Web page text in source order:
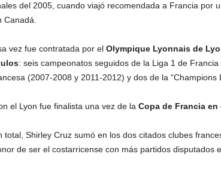
del 2005, cuando viajó recomendada a Francia por
Canadá.
vez fue contratada por el Olympique Lyonnais de
: seis campeonatos seguidos de la Liga 1 de
(2007-2008 y 2011-2012) y dos de la
el Lyon fue finalista una vez de la Copa de Francia en
total, Shirley Cruz sumó en los dos citados clubes
de ser el costarricense con más partidos disputados